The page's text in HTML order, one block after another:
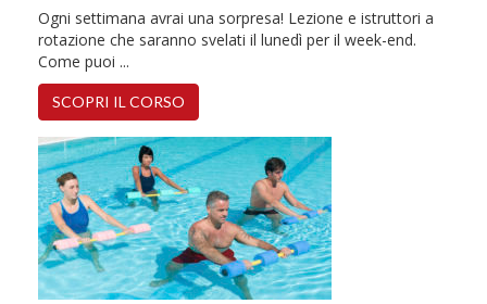
Ogni settimana avrai una sorpresa! Lezione e istruttori a
rotazione che saranno svelati il lunedì per il week-end.
Come puoi ...
SCOPRI IL CORSO